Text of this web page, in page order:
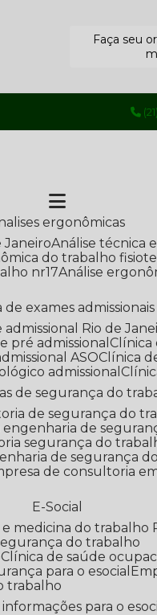
Faça seu
ergonômicas
Janeiro Análise técnica
do trabalho
nr17 Análise
de exames admissionais
admissional Rio de
pré admissional
ASO
Clínica
admissional
de segurança do
de segurança do
engenharia de
segurança do
de segurança
de consultoria
E-Social
e medicina do trabalho
segurança do trabalho
Clínica de saúde
para o esocial
trabalho
informações para o